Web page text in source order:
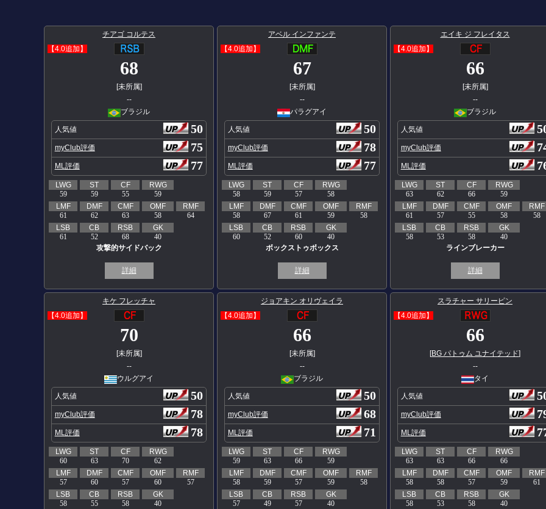
チアゴ コルテス
【4.0追加】
68
[未所属]
--
ブラジル
人気値 50
myClub評価 75
ML評価 77
LWG
59
ST
59
CF
55
RWG
59
LMF
61
DMF
62
CMF
63
OMF
58
RMF
64
LSB
61
CB
52
RSB
68
GK
40
攻撃的サイドバック
詳細
アベル インファンテ
【4.0追加】
67
[未所属]
--
パラグアイ
人気値 50
myClub評価 78
ML評価 77
LWG
58
ST
59
CF
57
RWG
58
LMF
58
DMF
67
CMF
61
OMF
59
RMF
58
LSB
60
CB
52
RSB
60
GK
40
ボックストゥボックス
詳細
エイキ ジ フレイタス
【4.0追加】
66
[未所属]
--
ブラジル
人気値
myClub評価
ML評価
LWG
63
ST
62
CF
66
RWG
59
LMF
61
DMF
57
CMF
55
OMF
58
RMF
58
LSB
58
CB
53
RSB
58
GK
40
ラインブレーカー
詳細
キケ フレッチャ
【4.0追加】
70
[未所属]
--
ウルグアイ
人気値 50
myClub評価 78
ML評価 78
LWG
60
ST
63
CF
70
RWG
62
LMF
57
DMF
60
CMF
57
OMF
60
RMF
57
LSB
58
CB
55
RSB
58
GK
40
ジョアキン オリヴェイラ
【4.0追加】
66
[未所属]
--
ブラジル
人気値 50
myClub評価 68
ML評価 71
LWG
59
ST
63
CF
66
RWG
59
LMF
58
DMF
59
CMF
57
OMF
59
RMF
58
LSB
57
CB
49
RSB
57
GK
40
スラチャー サリーピン
【4.0追加】
66
[BG パトゥム ユナイテッド]
--
タイ
人気値
myClub評価
ML評価
LWG
63
ST
63
CF
66
RWG
66
LMF
58
DMF
58
CMF
57
OMF
59
RMF
61
LSB
58
CB
53
RSB
58
GK
40